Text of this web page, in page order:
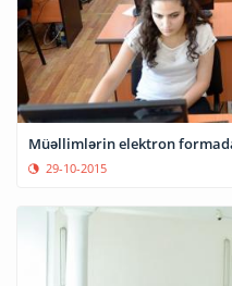
29-10-2015